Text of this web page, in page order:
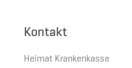
Kontakt
Heimat Krankenkasse